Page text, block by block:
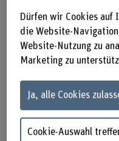
viele einzelne
scheinbar
wecken
Befürchtungen.
GPT besser
funktionieren
Dürfen wir Cookies auf
die Website-
Website-Nutzung zu
Marketing zu
Ja, alle Cookies
Cookie-Auswahl